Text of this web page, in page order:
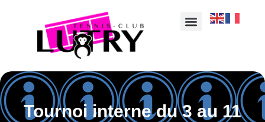
Tournoi interne du 3 au 11